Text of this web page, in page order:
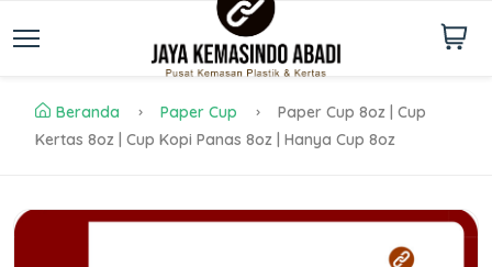
Beranda Paper Cup
Paper Cup 8oz | Cup
Kertas 8oz | Cup Kopi Panas 8oz | Hanya Cup 8oz